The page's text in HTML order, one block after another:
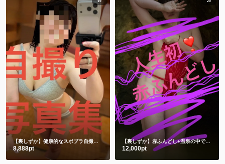
19
【裏しずか】健康的なスポブラ自撮り🤳 ショート動画１本と写真50枚
8,888pt
20
【裏しずか】赤ふんどし+温泉の中で湯あみぎを着る🫣ショート動画２本と写真100枚セット
12,000pt